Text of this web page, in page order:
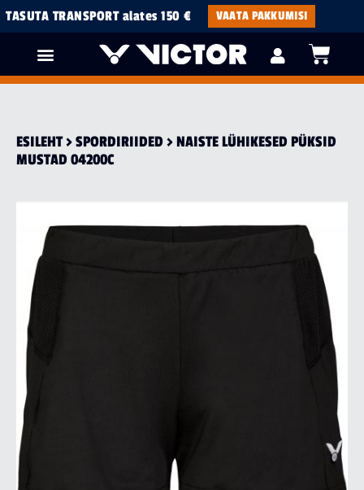
TASUTA TRANSPORT alates 150 € VAATA PAKKUMISI
ESILEHT>SPORDI­RIIDED> NAISTE LÜHIKESED PÜKSID
MUSTAD 04200C